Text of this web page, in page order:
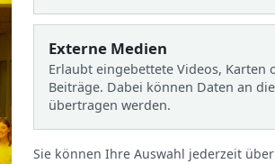
Externe Medien
Erlaubt eingebettete Videos, Karten
Beiträge. Dabei können Daten an
übertragen werden.
Sie können Ihre Auswahl jederzeit